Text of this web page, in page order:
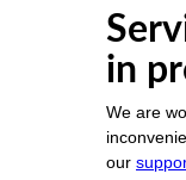
in
We are
our